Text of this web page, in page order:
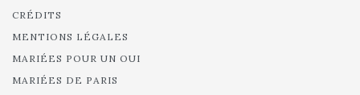
CRÉDITS
MENTIONS LÉGALES
MARIÉES POUR UN OUI
MARIÉES DE PARIS